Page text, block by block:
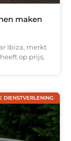
maken
Ibiza, merkt
op prijs,
DIENSTVERLENING